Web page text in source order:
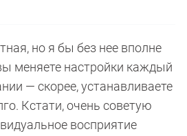
но я бы без нее вполне
меняете настройки каждый
— скорее, устанавливаете
Кстати, очень советую
восприятие